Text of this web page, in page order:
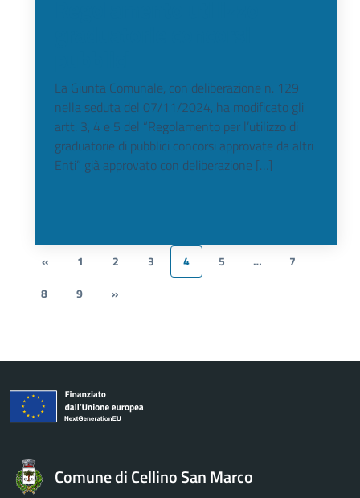
La Giunta Comunale, con deliberazione n. 129
nella seduta del 07/11/2024, ha modificato gli
artt. 3, 4 e 5 del “Regolamento per l’utilizzo di
graduatorie di pubblici concorsi approvate da altri
Enti” già approvato con deliberazione […]
« 1 2 3 4 5 …
7
8
9 »
Comune di Cellino San Marco